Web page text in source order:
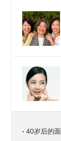
在
40岁后的